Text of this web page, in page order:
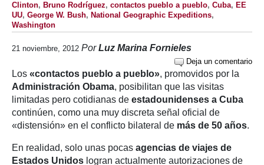
Clinton, Bruno Rodríguez, contactos pueblo a pueblo, Cuba, EE
UU, George W. Bush, National Geographic Expeditions,
Washington
21 noviembre, 2012 PorLuz Marina Fornieles
Deja un comentario
Los «contactos pueblo a pueblo», promovidos por la
Administración Obama, posibilitan que las visitas
limitadas pero cotidianas de estadounidenses a Cuba
continúen, como una muy discreta señal oficial de
«distensión» en el conflicto bilateral de más de 50 años.
En realidad, solo unas pocas agencias de viajes de
Estados Unidos logran actualmente autorizaciones de